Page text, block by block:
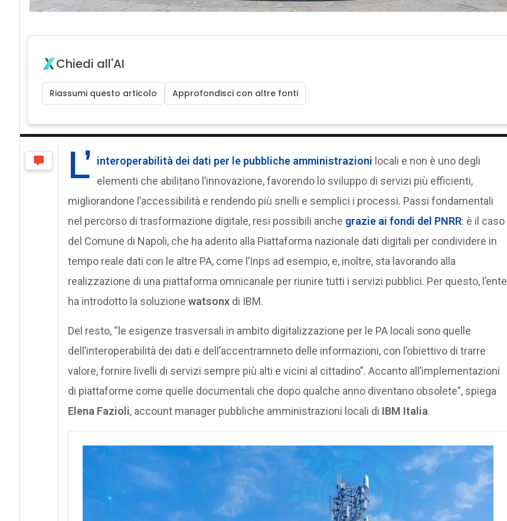
Chiedi all'AI
Riassumi questo articolo Approfondisci con altre fonti
L’ interoperabilità dei dati per le pubbliche amministrazioni locali e non è uno degli
elementi che abilitano l’innovazione, favorendo lo sviluppo di servizi più efficienti,
migliorandone l’accessibilità e rendendo più snelli e semplici i processi. Passi fondamentali
nel percorso di trasformazione digitale, resi possibili anche grazie ai fondi del PNRR: è il caso
del Comune di Napoli, che ha aderito alla Piattaforma nazionale dati digitali per condividere in
tempo reale dati con le altre PA, come l’Inps ad esempio, e, inoltre, sta lavorando alla
realizzazione di una piattaforma omnicanale per riunire tutti i servizi pubblici. Per questo, l’ente
ha introdotto la soluzione watsonxdi IBM.
Del resto, “le esigenze trasversali in ambito digitalizzazione per le PA locali sono quelle
dell’interoperabilità dei dati e dell’accentramneto delle informazioni, con l’obiettivo di trarre
valore, fornire livelli di servizi sempre più alti e vicini al cittadino”. Accanto all’implementazioni
di piattaforme come quelle documentali che dopo qualche anno diventano obsolete”, spiega
Elena Fazioli, account manager pubbliche amministrazioni locali di IBM Italia.